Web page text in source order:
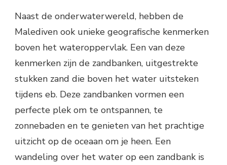
Naast de onderwaterwereld, hebben de
Malediven ook unieke geografische kenmerken
boven het wateroppervlak. Een van deze
kenmerken zijn de zandbanken, uitgestrekte
stukken zand die boven het water uitsteken
tijdens eb. Deze zandbanken vormen een
perfecte plek om te ontspannen, te
zonnebaden en te genieten van het prachtige
uitzicht op de oceaan om je heen. Een
wandeling over het water op een zandbank is